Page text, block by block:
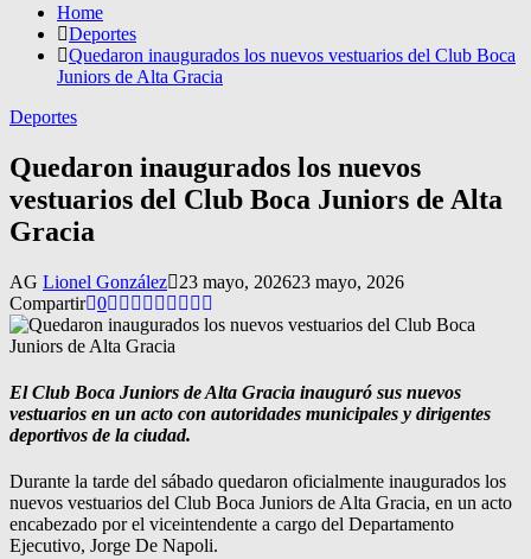
Home
Deportes
Quedaron inaugurados los nuevos vestuarios del Club Boca
Juniors de Alta Gracia
Deportes
Quedaron inaugurados los nuevos
vestuarios del Club Boca Juniors de Alta
Gracia
AG Lionel González 23 mayo, 202623 mayo, 2026
Compartir 0
El Club Boca Juniors de Alta Gracia inauguró sus nuevos
vestuarios en un acto con autoridades municipales y dirigentes
deportivos de la ciudad.
Durante la tarde del sábado quedaron oficialmente inaugurados los
nuevos vestuarios del Club Boca Juniors de Alta Gracia, en un acto
encabezado por el viceintendente a cargo del Departamento
Ejecutivo, Jorge De Napoli.